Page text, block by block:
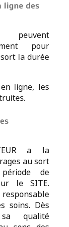
ligne des
peuvent
pour
la durée
ligne, les
a la
au sort
de
le SITE.
responsable
soins. Dès
qualité